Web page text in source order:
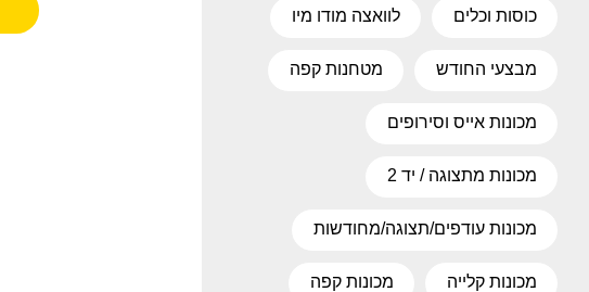
כוסות וכלים לוואצה מודו מיו
מבצעי החודש מטחנות קפה
מכונות אייס וסירופים
מכונות מתצוגה / יד 2
מכונות עודפים/תצוגה/מחודשות
מכונות קלייה מכונות קפה